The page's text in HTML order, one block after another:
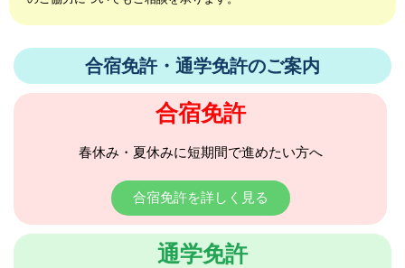
合宿免許・通学免許のご案内
合宿免許
春休み・夏休みに短期間で進めたい方へ
合宿免許を詳しく見る
通学免許